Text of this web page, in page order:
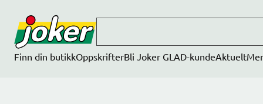
Finn din butikkOppskrifterBli Joker GLAD-kundeAktueltMer